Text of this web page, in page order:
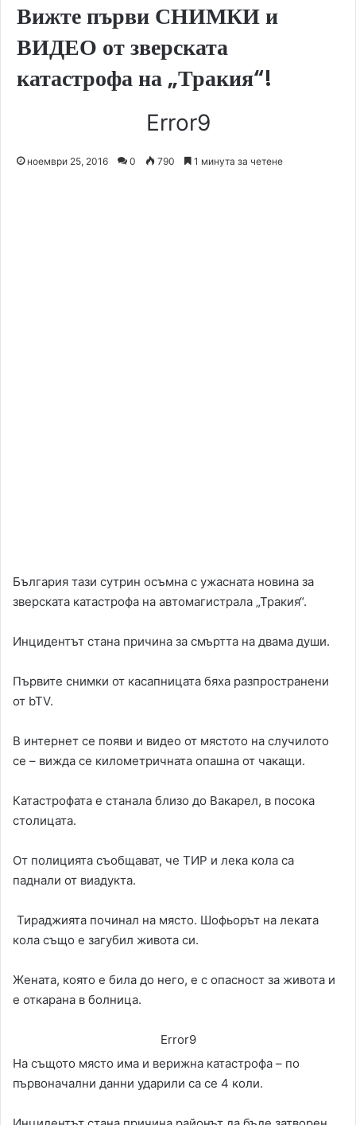
Вижте първи СНИМКИ и
ВИДЕО от зверската
катастрофа на „Тракия“!
Error9
ноември 25, 2016 0 790 1 минута за четене
България тази сутрин осъмна с ужасната новина за
зверската катастрофа на автомагистрала „Тракия“.
Инцидентът стана причина за смъртта на двама души.
Първите снимки от касапницата бяха разпространени
от bTV.
В интернет се появи и видео от мястото на случилото
се – вижда се километричната опашна от чакащи.
Катастрофата е станала близо до Вакарел, в посока
столицата.
От полицията съобщават, че ТИР и лека кола са
паднали от виадукта.
Тираджията починал на място. Шофьорът на леката
кола също е загубил живота си.
Жената, която е била до него, е с опасност за живота и
е откарана в болница.
Error9
На същото място има и верижна катастрофа – по
първоначални данни ударили са се 4 коли.